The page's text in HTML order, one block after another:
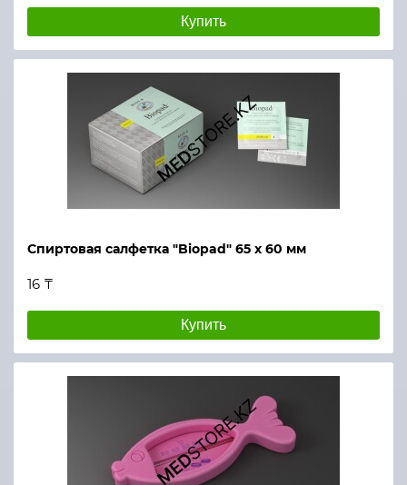
Купить
Спиртовая салфетка "Biopad" 65 х 60 мм
16 ₸
Купить